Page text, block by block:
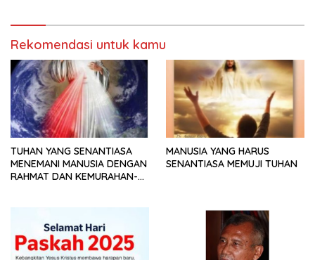
Rekomendasi untuk kamu
TUHAN YANG SENANTIASA
MENEMANI MANUSIA DENGAN
RAHMAT DAN KEMURAHAN-
MANUSIA YANG HARUS
SENANTIASA MEMUJI TUHAN